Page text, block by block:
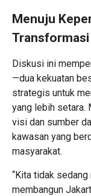
Menuju
Transformasi
Diskusi ini
—dua kekuatan
strategis untuk
yang lebih setara.
visi dan sumber
kawasan yang
masyarakat.
“Kita tidak
membangun